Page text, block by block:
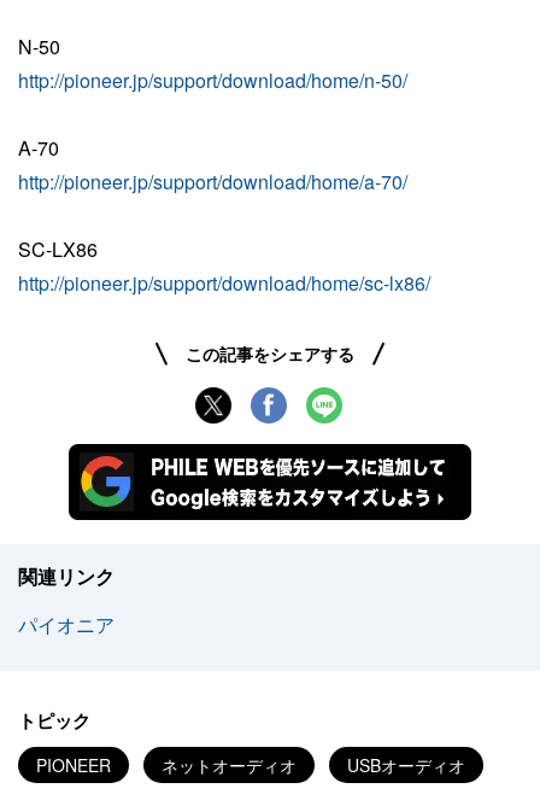
N-50
http://pioneer.jp/support/download/home/n-50/
A-70
http://pioneer.jp/support/download/home/a-70/
SC-LX86
http://pioneer.jp/support/download/home/sc-lx86/
この記事をシェアする
関連リンク
パイオニア
トピック
PIONEER ネットオーディオ USBオーディオ